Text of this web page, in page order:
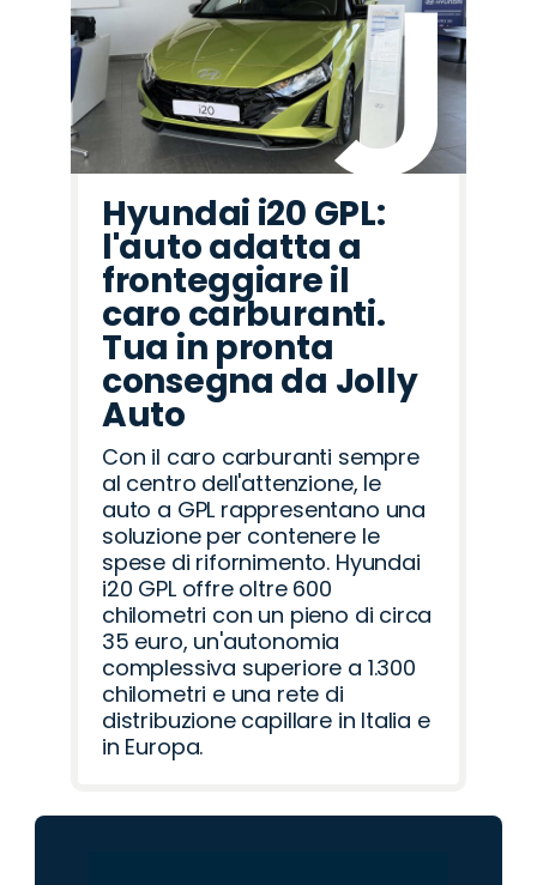
Hyundai i20 GPL:
l'auto adatta a
fronteggiare il
caro carburanti.
Tua in pronta
consegna da Jolly
Auto
Con il caro carburanti sempre
al centro dell'attenzione, le
auto a GPL rappresentano una
soluzione per contenere le
spese di rifornimento. Hyundai
i20 GPL offre oltre 600
chilometri con un pieno di circa
35 euro, un'autonomia
complessiva superiore a 1.300
chilometri e una rete di
distribuzione capillare in Italia e
in Europa.